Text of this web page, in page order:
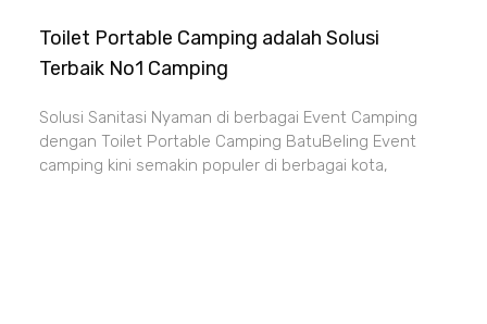
Toilet Portable Camping adalah Solusi
Terbaik No1 Camping
Solusi Sanitasi Nyaman di berbagai Event Camping
dengan Toilet Portable Camping BatuBeling Event
camping kini semakin populer di berbagai kota,